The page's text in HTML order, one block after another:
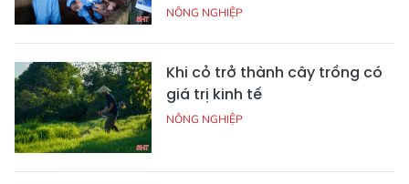
NÔNG NGHIỆP
Khi cỏ trở thành cây trồng có
giá trị kinh tế
NÔNG NGHIỆP